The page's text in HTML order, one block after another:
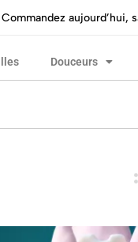
Commandez aujourd’hui,
Douceurs